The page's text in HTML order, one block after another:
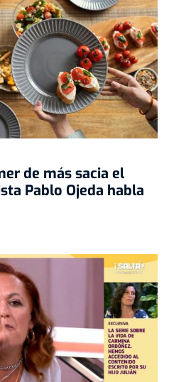
de más sacia el
Pablo Ojeda habla